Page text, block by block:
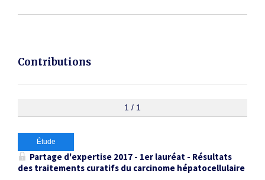
Contributions
1 / 1
Étude
Partage d'expertise 2017 - 1er lauréat - Résultats
des traitements curatifs du carcinome hépatocellulaire